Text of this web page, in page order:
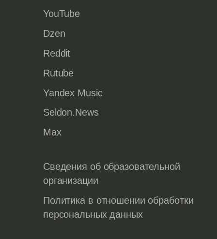
YouTube
Dzen
Reddit
Rutube
Yandex Music
Seldon.News
Max
Сведения об образовательной
организации
Политика в отношении обработки
персональных данных